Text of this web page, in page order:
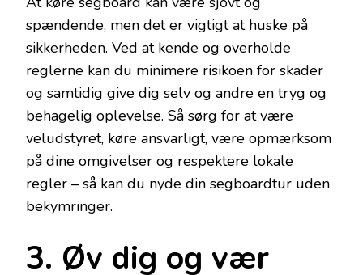
spændende, men det er vigtigt at huske på
sikkerheden. Ved at kende og overholde
reglerne kan du minimere risikoen for skader
og samtidig give dig selv og andre en tryg og
behagelig oplevelse. Så sørg for at være
veludstyret, køre ansvarligt, være opmærksom
på dine omgivelser og respektere lokale
regler – så kan du nyde din segboardtur uden
bekymringer.
3. Øv dig og vær